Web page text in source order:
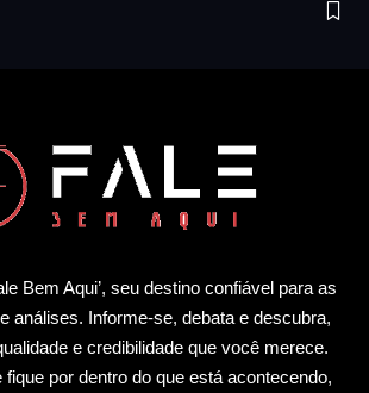
Bem Aqui’, seu destino confiável para as
análises. Informe-se, debata e descubra,
e credibilidade que você merece.
por dentro do que está acontecendo,